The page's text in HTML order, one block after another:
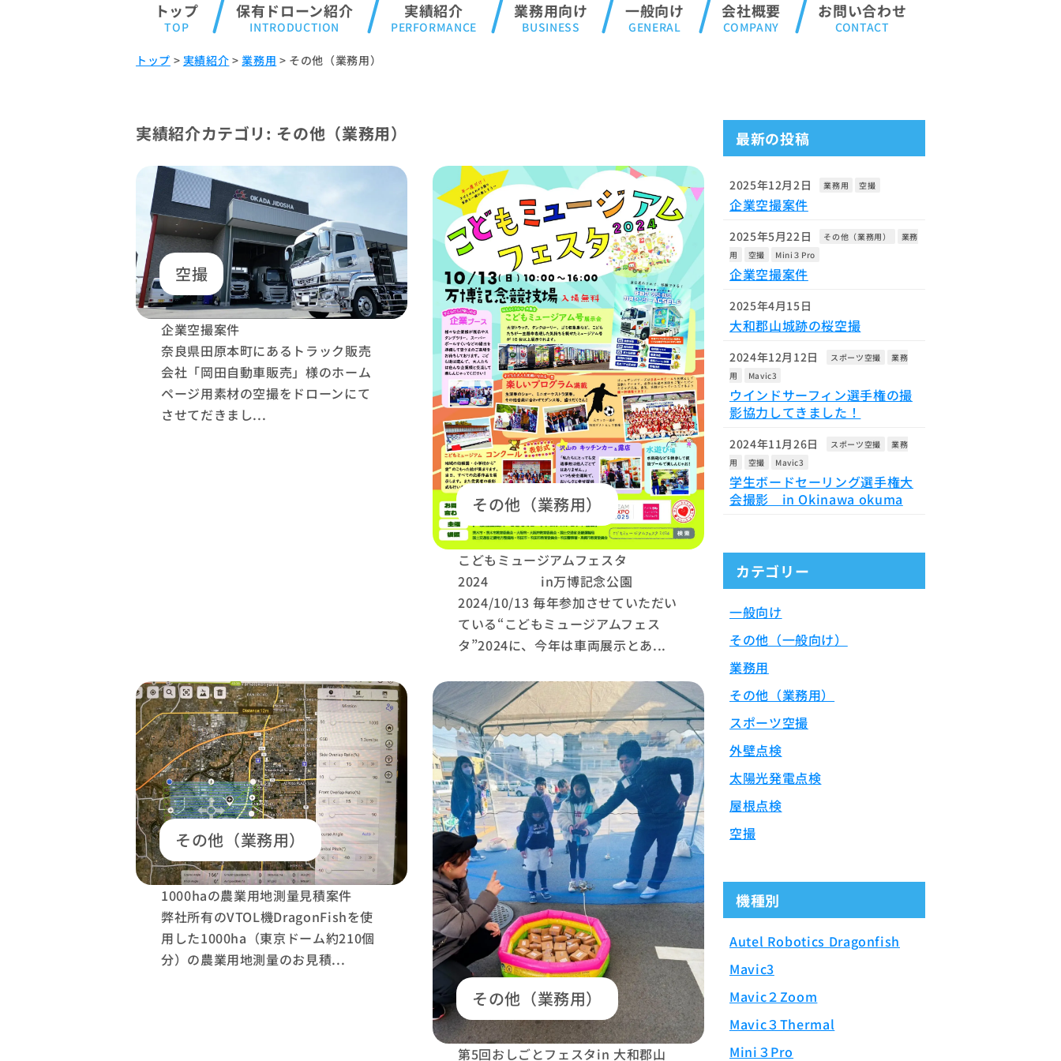
トップ 保有ドローン紹介 実績紹介 業務用向け 一般向け 会社概要 お問い合わせ
トップ > 実績紹介 >業務用 > その他（業務用）
実績紹介カテゴリ: その他（業務用）
空撮
企業空撮案件
奈良県田原本町にあるトラック販売
会社「岡田自動車販売」様のホーム
ページ用素材の空撮をドローンにて
させてだきまし...
その他（業務用）
こどもミュージアムフェスタ
2024 in万博記念公園
2024/10/13 毎年参加させていただい
ている“こどもミュージアムフェス
タ”2024に、今年は車両展示とあ...
その他（業務用）
1000haの農業用地測量見積案件
弊社所有のVTOL機DragonFishを使
用した1000ha（東京ドーム約210個
分）の農業用地測量のお見積...
その他（業務用）
第5回おしごとフェスタin 大和郡山
最新の投稿
2025年12月2日 業務用 空撮
企業空撮案件
2025年5月22日 その他（業務用）
業務
用
空撮 Mini３Pro
企業空撮案件
2025年4月15日
大和郡山城跡の桜空撮
2024年12月12日 スポーツ空撮
業務
用
Mavic3
ウインドサーフィン選手権の撮
影協力してきました！
2024年11月26日 スポーツ空撮
業務
用
空撮 Mavic3
学生ボードセーリング選手権大
会撮影 in Okinawa okuma
カテゴリー
一般向け
その他（一般向け）
業務用
その他（業務用）
スポーツ空撮
外壁点検
太陽光発電点検
屋根点検
空撮
機種別
Autel Robotics Dragonfish
Mavic3
Mavic２Zoom
Mavic３Thermal
Mini３Pro